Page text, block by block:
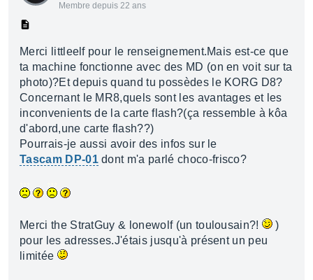
Membre depuis 22 ans
Merci littleelf pour le renseignement.Mais est-ce que
ta machine fonctionne avec des MD (on en voit sur ta
photo)?Et depuis quand tu possèdes le KORG D8?
Concernant le MR8,quels sont les avantages et les
inconvenients de la carte flash?(ça ressemble à kôa
d'abord,une carte flash??)
Pourrais-je aussi avoir des infos sur le
Tascam DP-01dont m'a parlé choco-frisco?
Merci the StratGuy & lonewolf (un toulousain?!
)
pour les adresses.J'étais jusqu'à présent un peu
limitée